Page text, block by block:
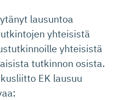
lausuntoa
yhteisistä
yhteisistä
tutkinnon osista.
EK lausuu